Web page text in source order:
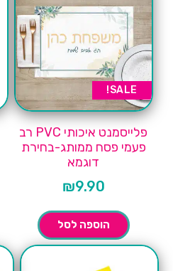
SALE!
פלייסמנט איכותי PVC רב
פעמי פסח ממותג-בחירת
דוגמא
₪9.90
הוספה לסל